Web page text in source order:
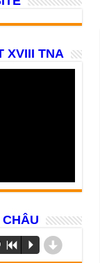
XVIII TNA
R P d